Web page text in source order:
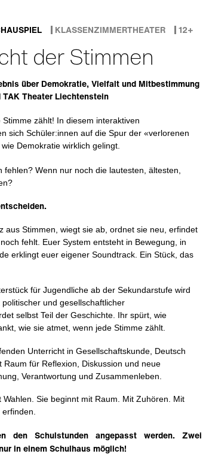
KLASSENZIMMERTHEATER 12+
der Stimmen
über Demokratie, Vielfalt und Mitbestimmung
Theater Liechtenstein
zählt! In diesem interaktiven
sich Schüler:innen auf die Spur der «verlorenen
Demokratie wirklich gelingt.
fehlen? Wenn nur noch die lautesten, ältesten,
aus Stimmen, wiegt sie ab, ordnet sie neu, erfindet
fehlt. Euer System entsteht in Bewegung, in
erklingt euer eigener Soundtrack. Ein Stück, das
für Jugendliche ab der Sekundarstufe wird
und gesellschaftlicher
selbst Teil der Geschichte. Ihr spürt, wie
wie sie atmet, wenn jede Stimme zählt.
Unterricht in Gesellschaftskunde, Deutsch
Raum für Reflexion, Diskussion und neue
Verantwortung und Zusammenleben.
Sie beginnt mit Raum. Mit Zuhören. Mit
den Schulstunden angepasst werden. Zwei
in einem Schulhaus möglich!